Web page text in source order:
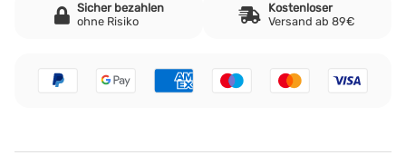
Sicher bezahlen
ohne Risiko
Kostenloser
Versand ab 89€